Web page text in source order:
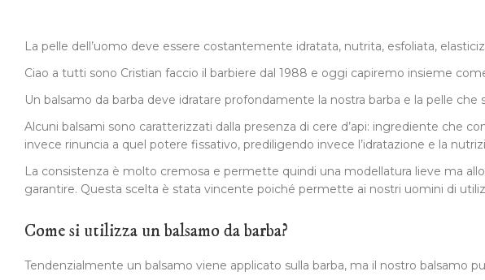
La pelle dell’uomo deve essere costantemente idratata, nutrita, esfoliata,
Ciao a tutti sono Cristian faccio il barbiere dal 1988 e oggi capiremo insieme
Un balsamo da barba deve idratare profondamente la nostra barba e la pelle che
Alcuni balsami sono caratterizzati dalla presenza di cere d’api: ingrediente che
invece rinuncia a quel potere fissativo, prediligendo invece l’idratazione e la
La consistenza è molto cremosa e permette quindi una modellatura lieve ma
garantire. Questa scelta è stata vincente poiché permette ai nostri uomini di
Come si utilizza un balsamo da barba?
Tendenzialmente un balsamo viene applicato sulla barba, ma il nostro balsamo